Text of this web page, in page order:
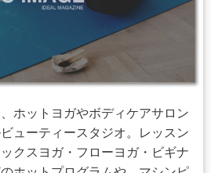
ホットヨガやボディケアサロン
ューティースタジオ。レッスン
クスヨガ・フローヨガ・ビギナ